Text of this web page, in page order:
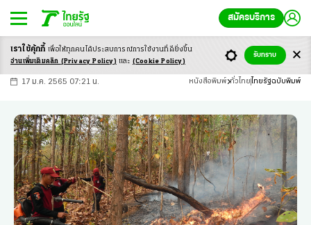
สมัครบริการ
-ก ก ก+
17 ม.ค. 2565 07:21 น. หนังสือพิมพ์ ทั่วไทย ไทยรัฐฉบับพิมพ์
เราใช้คุ้กกี้ เพื่อให้ทุกคนได้ประสบการณ์การใช้งานที่ดียิ่งขึ้น
อ่านเพิ่มเติมคลิก (Privacy Policy) และ (Cookie Policy)
รับทราบ